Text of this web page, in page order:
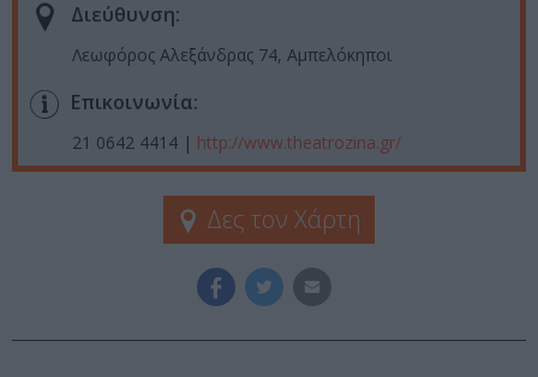
Διεύθυνση:
Λεωφόρος Αλεξάνδρας 74, Αμπελόκηποι
Επικοινωνία:
21 0642 4414 | http://www.theatrozina.gr/
Δες τον Χάρτη